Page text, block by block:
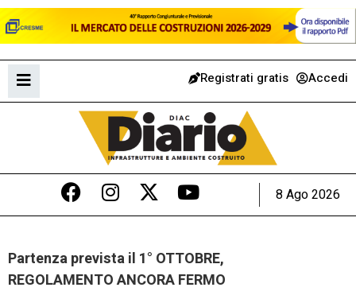
Registrati gratis Accedi
8 Ago 2026
Partenza prevista il 1° OTTOBRE,
REGOLAMENTO ANCORA FERMO